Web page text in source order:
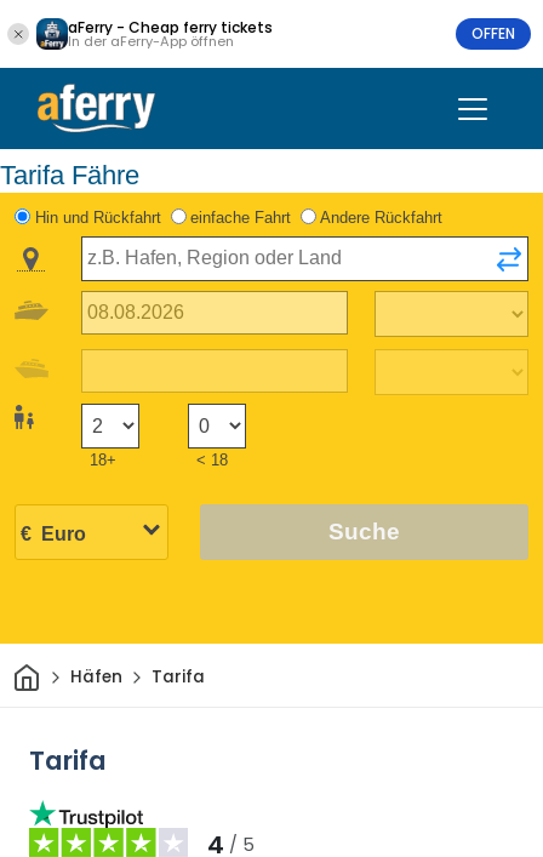
aFerry - Cheap ferry tickets
In der aFerry-App öffnen OFFEN
Tarifa Fähre
Hin und Rückfahrt einfache Fahrt Andere Rückfahrt
18+ < 18
Suche
HeimHäfen Tarifa
Tarifa
4 / 5